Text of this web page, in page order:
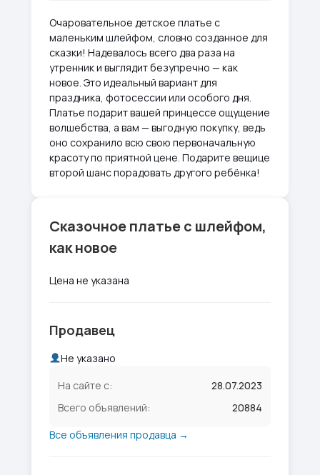
Очаровательное детское платье с
маленьким шлейфом, словно созданное для
сказки! Надевалось всего два раза на
утренник и выглядит безупречно — как
новое. Это идеальный вариант для
праздника, фотосессии или особого дня.
Платье подарит вашей принцессе ощущение
волшебства, а вам — выгодную покупку, ведь
оно сохранило всю свою первоначальную
красоту по приятной цене. Подарите вещице
второй шанс порадовать другого ребёнка!
Сказочное платье с шлейфом,
как новое
Цена не указана
Продавец
Не указано
На сайте с:
28.07.2023
Всего объявлений:
20884
Все объявления продавца →